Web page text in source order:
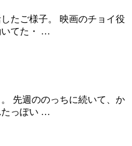
たご様子。 映画のチョイ役
いてた・ …
先週ののっちに続いて、か
たっぽい …